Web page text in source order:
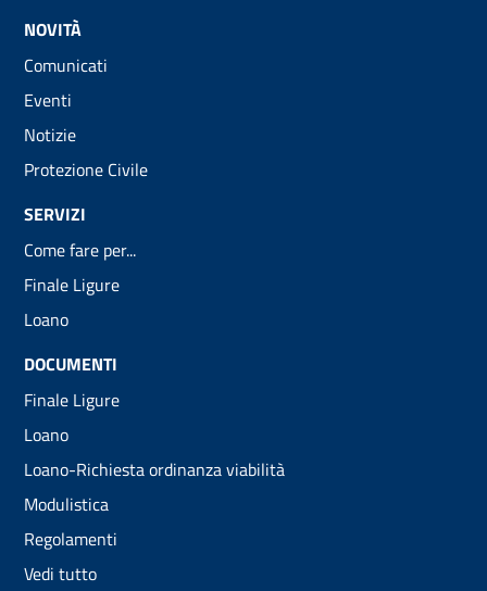
NOVITÀ
Comunicati
Eventi
Notizie
Protezione Civile
SERVIZI
Come fare per...
Finale Ligure
Loano
DOCUMENTI
Finale Ligure
Loano
Loano-Richiesta ordinanza viabilità
Modulistica
Regolamenti
Vedi tutto